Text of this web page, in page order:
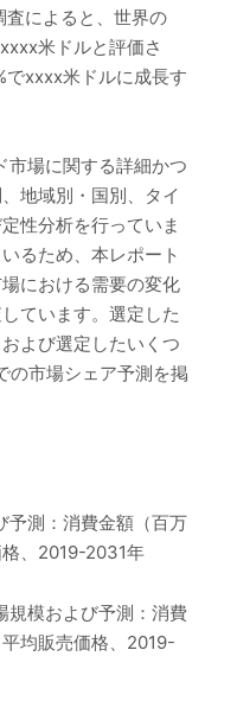
によると、世界の
米ドルと評価さ
xxxx米ドルに成長す
市場に関する詳細かつ
地域別・国別、タイ
性分析を行っていま
るため、本レポート
における需要の変化
ています。選定した
よび選定したいくつ
の市場シェア予測を掲
予測：消費金額（百万
格、2019-2031年
規模および予測：消費
均販売価格、2019-